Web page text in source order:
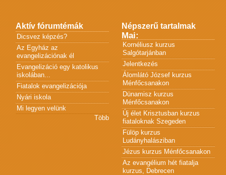
Aktív fórumtémák
Dicsvez képzés?
Az Egyház az
evangelizációnak él
Evangelizáció egy katolikus
iskolában...
Fiatalok evangelizációja
Nyári iskola
Mi legyen velünk
Több
Népszerű tartalmak
Mai:
Kornéliusz kurzus
Salgótarjánban
Jelentkezés
Álomlátó József kurzus
Ménfőcsanakon
Dünamisz kurzus
Ménfőcsanakon
Új élet Krisztusban kurzus
fiataloknak Szegeden
Fülöp kurzus
Ludányhalásziban
Jézus kurzus Ménfőcsanakon
Az evangélium hét fiatalja
kurzus, Debrecen